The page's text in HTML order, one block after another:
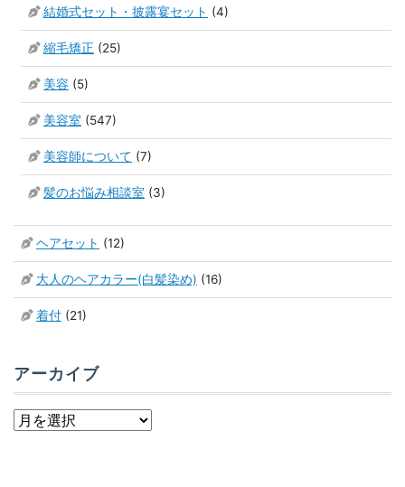
結婚式セット・披露宴セット (4)
縮毛矯正 (25)
美容 (5)
美容室 (547)
美容師について (7)
髪のお悩み相談室 (3)
ヘアセット (12)
大人のヘアカラー(白髪染め) (16)
着付 (21)
アーカイブ
ア